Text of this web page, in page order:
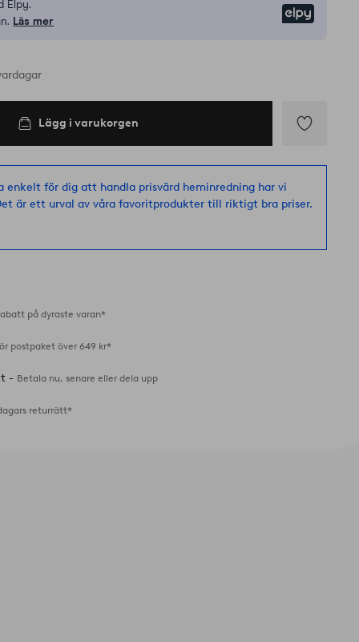
Elpy.
Läs mer
Lägg i varukorgen
till
i
favoriter
enkelt för dig att handla prisvärd heminredning har vi
är ett urval av våra favoritprodukter till riktigt bra priser.
på dyraste varan*
postpaket över 649 kr*
- Betala nu, senare eller dela upp
returrätt*